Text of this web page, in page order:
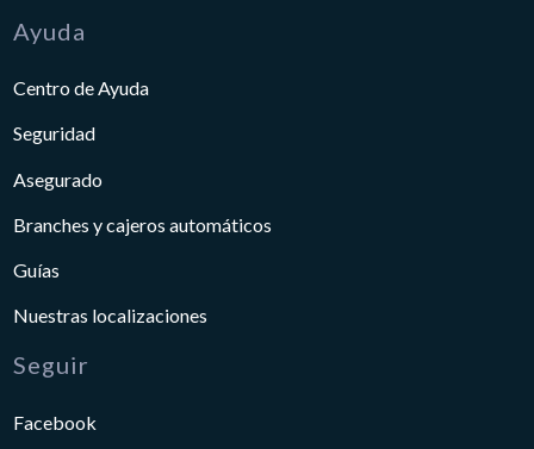
Ayuda
Centro de Ayuda
Seguridad
Asegurado
Branches y cajeros automáticos
Guías
Nuestras localizaciones
Seguir
Facebook